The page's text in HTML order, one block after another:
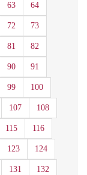
63 64
72 73
81 82
90 91
99 100
107 108
115 116
123 124
131 132